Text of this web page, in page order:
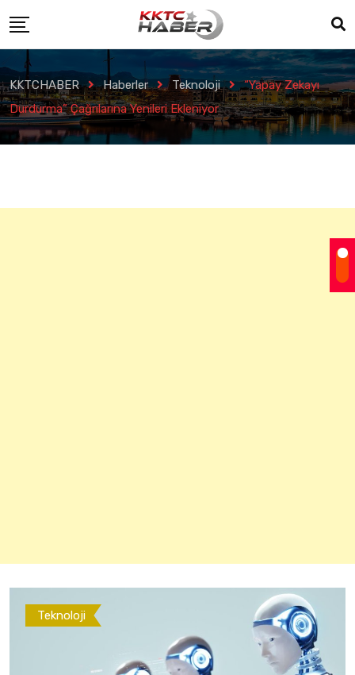
KKTCHABER Haberler Teknoloji
“Yapay Zekayı
Durdurma” Çağrılarına Yenileri Ekleniyor
Teknoloji